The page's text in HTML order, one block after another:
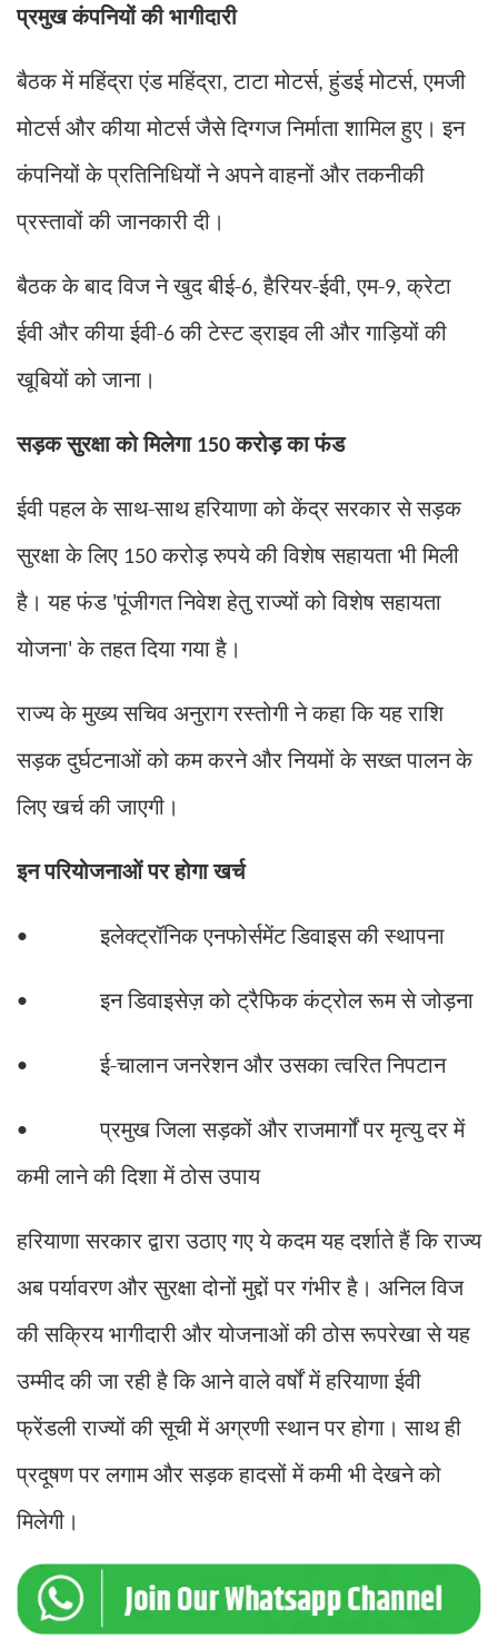
प्रमुख कंपनियों की भागीदारी
बैठक में महिंद्रा एंड महिंद्रा,टाटा मोटर्स,हुंडई मोटर्स,एमजी
मोटर्स और कीया मोटर्स जैसे दिग्गज निर्माता शामिल हुए। इन
कंपनियों के प्रतिनिधियों ने अपने वाहनों और तकनीकी
प्रस्तावों की जानकारी दी।
बैठक के बाद विज ने खुद बीई-6,हैरियर-ईवी,एम-9,क्रेटा
ईवी और कीया ईवी-6 की टेस्ट ड्राइव ली और गाड़ियों की
खूबियों को जाना।
सड़क सुरक्षा को मिलेगा 150 करोड़ का फंड
ईवी पहल के साथ-साथ हरियाणा को केंद्र सरकार से सड़क
सुरक्षा के लिए 150 करोड़ रुपये की विशेष सहायता भी मिली
है। यह फंड 'पूंजीगत निवेश हेतु राज्यों को विशेष सहायता
योजना'के तहत दिया गया है।
राज्य के मुख्य सचिव अनुराग रस्तोगी ने कहा कि यह राशि
सड़क दुर्घटनाओं को कम करने और नियमों के सख्त पालन के
लिए खर्च की जाएगी।
इन परियोजनाओं पर होगा खर्च
•इलेक्ट्रॉनिक एनफोर्समेंट डिवाइस की स्थापना
•इन डिवाइसेज़ को ट्रैफिक कंट्रोल रूम से जोड़ना
•ई-चालान जनरेशन और उसका त्वरित निपटान
•प्रमुख जिला सड़कों और राजमार्गों पर मृत्यु दर में
कमी लाने की दिशा में ठोस उपाय
हरियाणा सरकार द्वारा उठाए गए ये कदम यह दर्शाते हैं कि राज्य
अब पर्यावरण और सुरक्षा दोनों मुद्दों पर गंभीर है। अनिल विज
की सक्रिय भागीदारी और योजनाओं की ठोस रूपरेखा से यह
उम्मीद की जा रही है कि आने वाले वर्षों में हरियाणा ईवी
फ्रेंडली राज्यों की सूची में अग्रणी स्थान पर होगा। साथ ही
प्रदूषण पर लगाम और सड़क हादसों में कमी भी देखने को
मिलेगी।